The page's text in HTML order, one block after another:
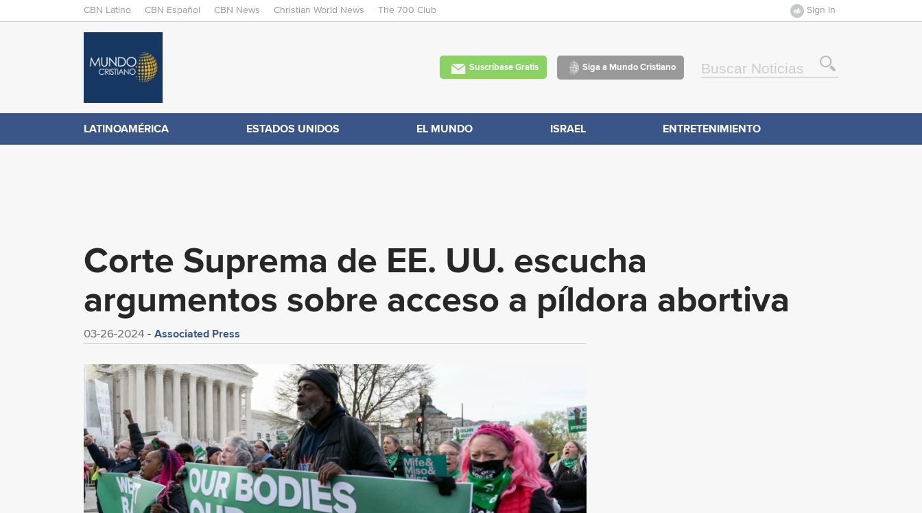
Skip
M
N
E
CBN Latino CBN Español CBN News Christian World News The 700 Club
C
B
N
.
m
Sign In
Suscríbase Gratis Siga a Mundo Cristiano
LATINOAMÉRICA ESTADOS UNIDOS EL MUNDO ISRAEL ENTRETENIMIENTO
Corte Suprema de EE. UU. escucha
argumentos sobre acceso a píldora abortiva
03-26-2024 Associated Press